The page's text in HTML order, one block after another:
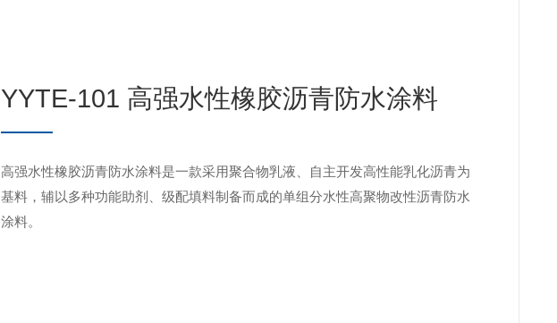
YYTE-101 高强水性橡胶沥青防水涂料
高强水性橡胶沥青防水涂料是一款采用聚合物乳液、自主开发高性能乳化沥青为
基料，辅以多种功能助剂、级配填料制备而成的单组分水性高聚物改性沥青防水
涂料。